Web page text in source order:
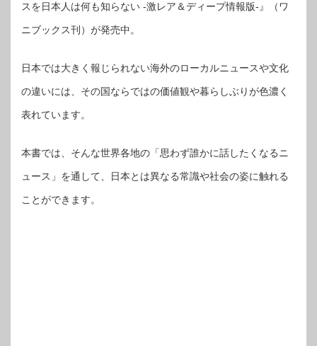
スを日本人は何も知らない -激レア＆ディープ情報版-』（ワ
ニブックス刊）が発売中。
日本では大きく報じられない海外のローカルニュースや文化
の違いには、その国ならではの価値観や暮らしぶりが色濃く
表れています。
本書では、そんな世界各地の「思わず誰かに話したくなるニ
ュース」を通して、日本とは異なる常識や社会の姿に触れる
ことができます。